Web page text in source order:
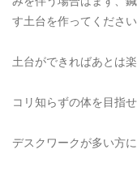
す土台を作ってください
土台ができればあとは
コリ知らずの体を目指せ
デスクワークが多い方